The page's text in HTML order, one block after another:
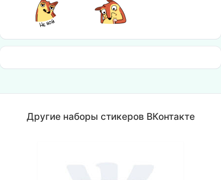
Другие наборы стикеров ВКонтакте